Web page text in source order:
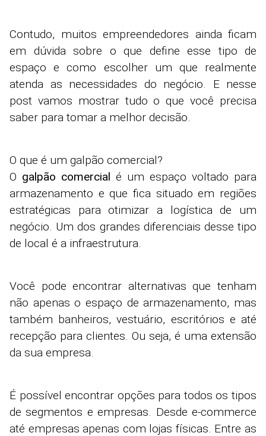
Contudo, muitos empreendedores ainda ficam
em dúvida sobre o que define esse tipo de
espaço e como escolher um que realmente
atenda as necessidades do negócio. E nesse
post vamos mostrar tudo o que você precisa
saber para tomar a melhor decisão.
O que é um galpão comercial?
O galpão comercial é um espaço voltado para
armazenamento e que fica situado em regiões
estratégicas para otimizar a logística de um
negócio. Um dos grandes diferenciais desse tipo
de local é a infraestrutura.
Você pode encontrar alternativas que tenham
não apenas o espaço de armazenamento, mas
também banheiros, vestuário, escritórios e até
recepção para clientes. Ou seja, é uma extensão
da sua empresa.
É possível encontrar opções para todos os tipos
de segmentos e empresas. Desde e-commerce
até empresas apenas com lojas físicas. Entre as